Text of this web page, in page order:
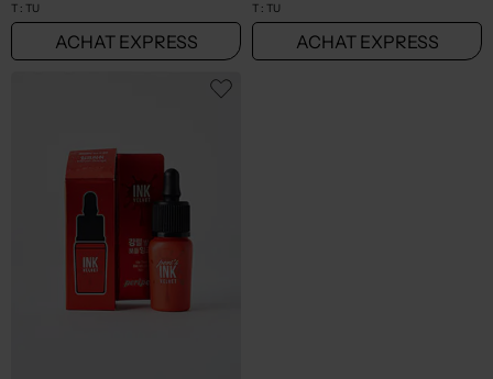
T : TU
ACHAT EXPRESS
T : TU
ACHAT EXPRESS